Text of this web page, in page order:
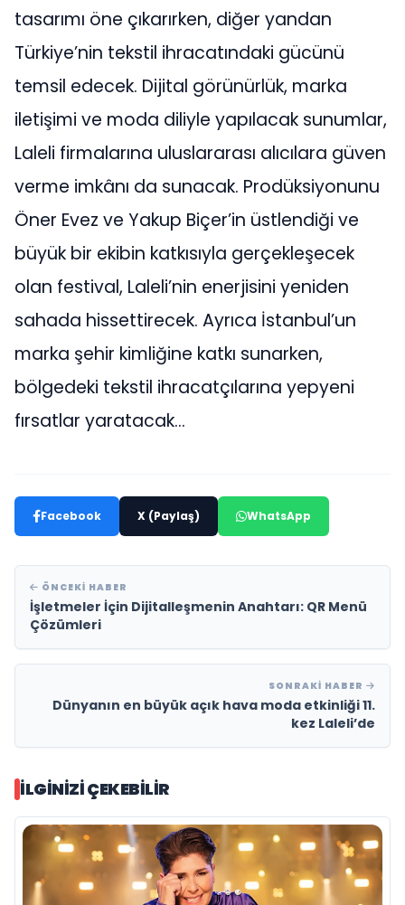
tasarımı öne çıkarırken, diğer yandan
Türkiye’nin tekstil ihracatındaki gücünü
temsil edecek. Dijital görünürlük, marka
iletişimi ve moda diliyle yapılacak sunumlar,
Laleli firmalarına uluslararası alıcılara güven
verme imkânı da sunacak. Prodüksiyonunu
Öner Evez ve Yakup Biçer’in üstlendiği ve
büyük bir ekibin katkısıyla gerçekleşecek
olan festival, Laleli’nin enerjisini yeniden
sahada hissettirecek. Ayrıca İstanbul’un
marka şehir kimliğine katkı sunarken,
bölgedeki tekstil ihracatçılarına yepyeni
fırsatlar yaratacak…
Facebook X (Paylaş) WhatsApp
ÖNCEKI HABER
İşletmeler İçin Dijitalleşmenin Anahtarı: QR Menü
Çözümleri
SONRAKI HABER
Dünyanın en büyük açık hava moda etkinliği 11.
kez Laleli’de
İLGINIZI ÇEKEBILIR